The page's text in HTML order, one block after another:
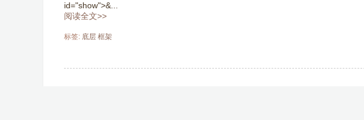
id="show">&...
阅读全文>>
标签: 底层 框架